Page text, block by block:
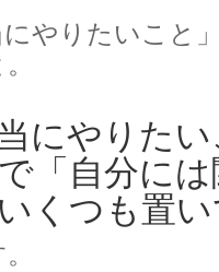
にやりたいこと
当にやりた
「自分に
くつも置